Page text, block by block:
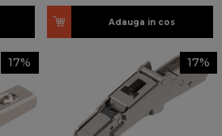
Adauga in cos
17% 17%